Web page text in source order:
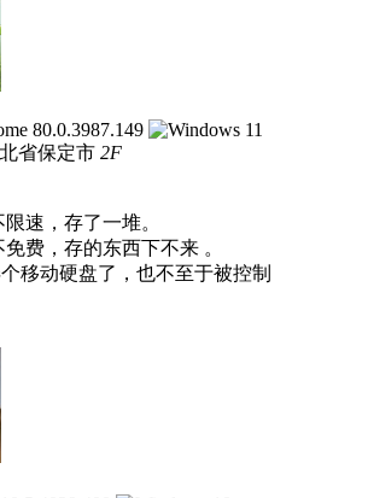
省保定市 2F
速，存了一堆。
费，存的东西下不来 。
移动硬盘了，也不至于被控制